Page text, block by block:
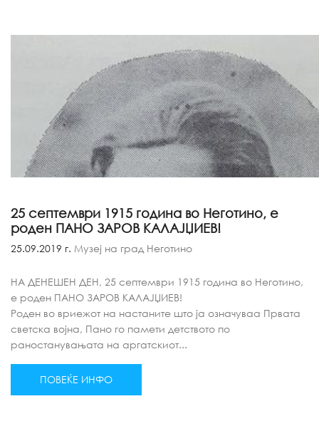
25 септември 1915 година во Неготино, е
роден ПАНО ЗАРОВ КАЛАЈЏИЕВ!
25.09.2019 г. Музеј на град Неготино
НА ДЕНЕШЕН ДЕН, 25 септември 1915 година во Неготино,
е роден ПАНО ЗАРОВ КАЛАЈЏИЕВ!
Роден во вриежот на настаните што ја означуваа Првата
светска војна, Пано го памети детството по
раностанувањата на аргатскиот...
ПОВЕЌЕ ИНФО